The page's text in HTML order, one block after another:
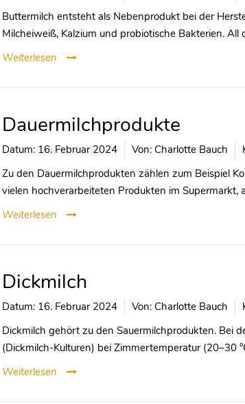
Buttermilch entsteht als Nebenprodukt bei der
Milcheiweiß, Kalzium und probiotische Bakterien.
Weiterlesen
Dauermilchprodukte
Datum: 16. Februar 2024 Von:Charlotte Bauch
Zu den Dauermilchprodukten zählen zum Beispiel
vielen hochverarbeiteten Produkten im Supermarkt,
Weiterlesen
Dickmilch
Datum: 16. Februar 2024 Von:Charlotte Bauch
Dickmilch gehört zu den Sauermilchprodukten. Bei
(Dickmilch-Kulturen) bei Zimmertemperatur (20–30
Weiterlesen